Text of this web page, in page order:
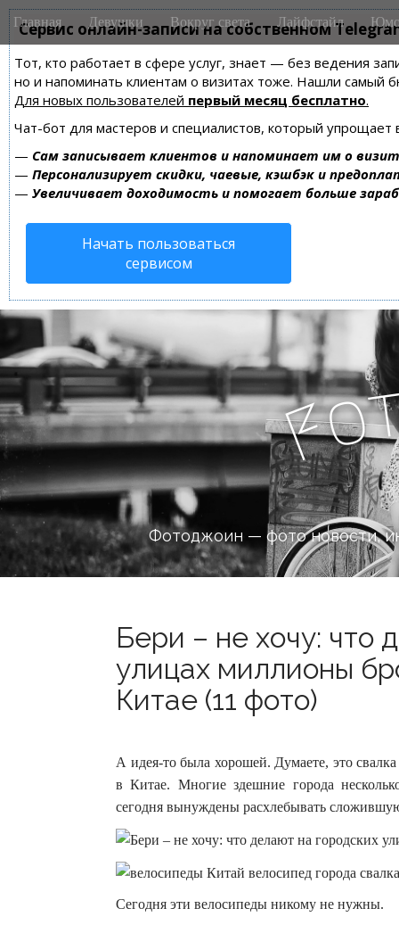
Сервис онлайн-записи на собственном
Тот, кто работает в сфере услуг, знает — без ведения
но и напоминать клиентам о визитах тоже. Нашли самый
Для новых пользователей первый месяц бесплатно.
Чат-бот для мастеров и специалистов, который упрощает
— Сам записывает клиентов и напоминает им о
— Персонализирует скидки, чаевые, кэшбэк и
— Увеличивает доходимость и помогает больше
Начать пользоваться
сервисом
M
a
n
m
e
n
u
i
Главная Девушки Вокруг света Лайфстайл
Fo
Фотоджоин — фото новости,
Бери – не хочу: что
улицах миллионы
Китае (11 фото)
А идея-то была хорошей. Думаете, это
в Китае. Многие здешние города
сегодня вынуждены расхлебывать
Сегодня эти велосипеды никому не нужны.